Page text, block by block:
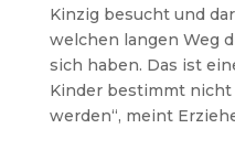
Kinzig besucht und
welchen langen Weg
sich haben. Das ist
Kinder bestimmt
werden“, meint